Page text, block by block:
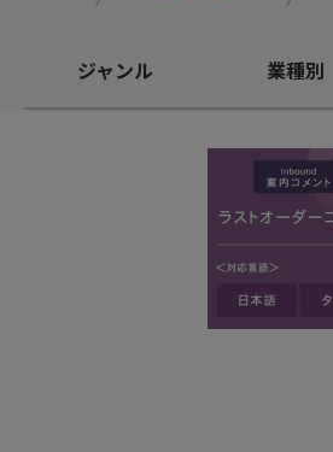
ジャンル 業種別